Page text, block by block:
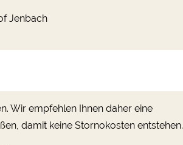
Jenbach
Wir empfehlen Ihnen daher eine
damit keine Stornokosten entstehen.